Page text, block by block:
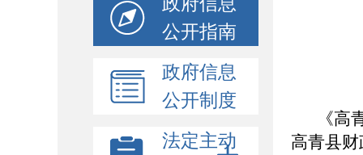
公开指南
政府信息
公开制度
法定主动
《
高青县